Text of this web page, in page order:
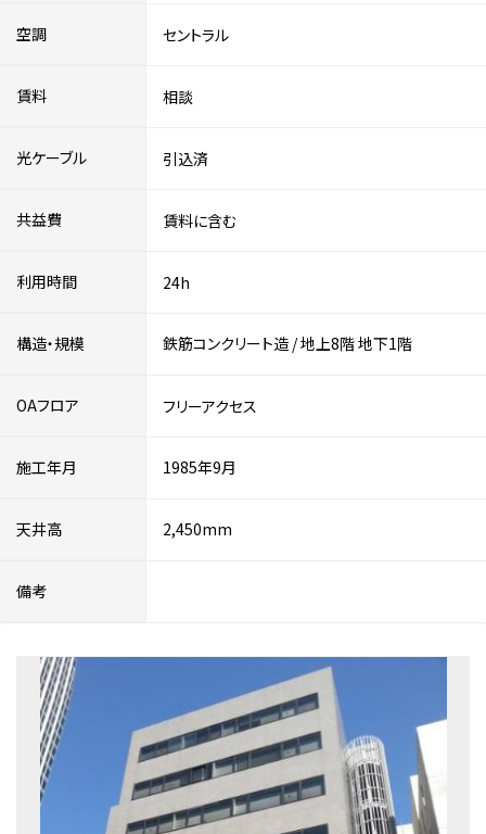
空調 セントラル
賃料 相談
光ケーブル 引込済
共益費 賃料に含む
利用時間 24h
構造・規模 鉄筋コンクリート造 /地上8階地下1階
OAフロア フリーアクセス
施工年月 1985年9月
天井高 2,450mm
備考